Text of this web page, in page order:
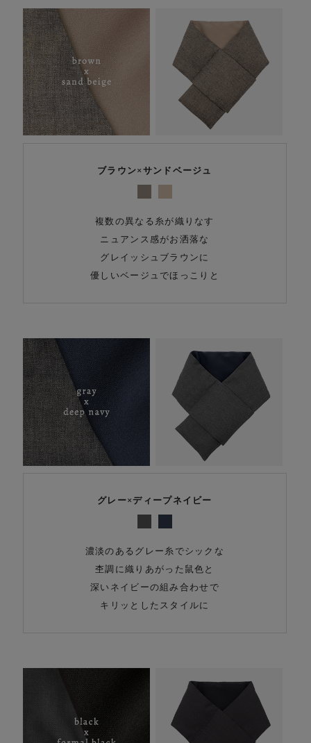
ブラウン×サンドベージュ
複数の異なる糸が織りなす
ニュアンス感がお洒落な
グレイッシュブラウンに
優しいベージュでほっこりと
グレー×ディープネイビー
濃淡のあるグレー糸でシックな
杢調に織りあがった鼠色と
深いネイビーの組み合わせで
キリッとしたスタイルに